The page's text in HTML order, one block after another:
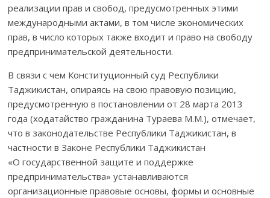
реализации прав и свобод, предусмотренных этими
международными актами, в том числе экономических
прав, в число которых также входит и право на свободу
предпринима­тельской деятельности.
В связи с чем Конституционный суд Республики
Таджикистан, опираясь на свою правовую позицию,
предусмотренную в постановлении от 28 марта 2013
года (ходатайство гражданина Тураева М.М.), отмечает,
что в законодательстве Республики Таджикистан, в
частности в Законе Республики Таджикистан
«О государственной защите и поддержке
предпринимательства» устанавливаются
организационные правовые основы, формы и основные